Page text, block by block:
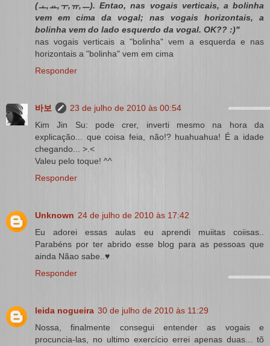
(ㅗ,ㅛ,ㅜ,ㅠ,ㅡ). Entao, nas vogais verticais, a bolinha
vem em cima da vogal; nas vogais horizontais, a
bolinha vem do lado esquerdo da vogal. OK?? :)"
nas vogais verticais a "bolinha" vem a esquerda e nas
horizontais a "bolinha" vem em cima
Responder
바보
23 de julho de 2010 às 00:54
Kim Jin Su: pode crer, inverti mesmo na hora da
explicação... que coisa feia, não!? huahuahua! É a idade
chegando... >.<
Valeu pelo toque! ^^
Responder
Unknown 24 de julho de 2010 às 17:42
Eu adorei essas aulas eu aprendi muiitas coiisas..
Parabéns por ter abrido esse blog para as pessoas que
ainda Nãao sabe..♥
Responder
leida nogueira 30 de julho de 2010 às 11:29
Nossa, finalmente consegui entender as vogais e
procuncia-las, no ultimo exercício errei apenas duas... tõ